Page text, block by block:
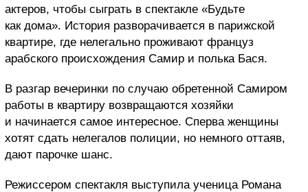
актеров, чтобы сыграть в спектакле «Будьте
как дома». История разворачивается в парижской
квартире, где нелегально проживают француз
арабского происхождения Самир и полька Бася.
В разгар вечеринки по случаю обретенной Самиром
работы в квартиру возвращаются хозяйки
и начинается самое интересное. Сперва женщины
хотят сдать нелегалов полиции, но немного оттаяв,
дают парочке шанс.
Режиссером спектакля выступила ученица Романа